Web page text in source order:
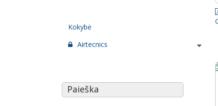
Kokybė
Airtecnics
Paieška